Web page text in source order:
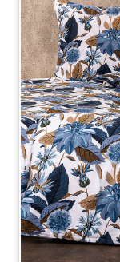
Nie czekaj
wybierając
Dzięki
dostawie,
w sypialni,
komfortem i
Odpocznij
miękkością